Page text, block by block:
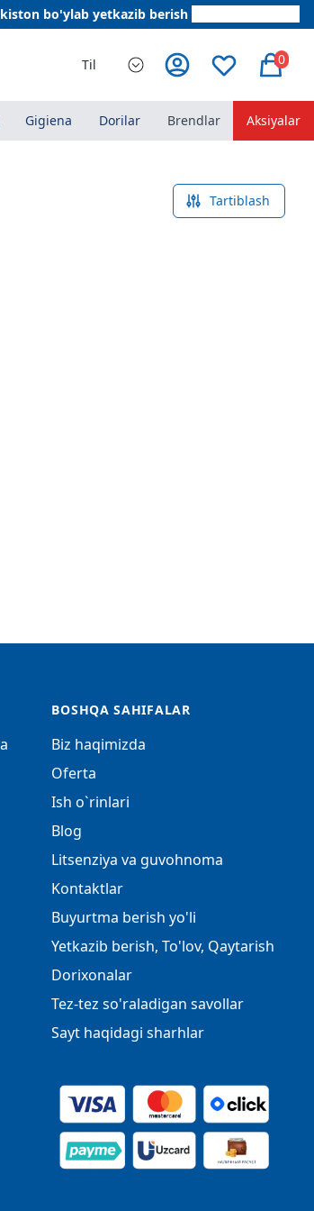
bo'ylab yetkazib berish
Til 0
Gigiena Dorilar Brendlar Aksiyalar
Tartiblash
BOSHQA SAHIFALAR
Biz haqimizda
Oferta
Ish o`rinlari
Blog
Litsenziya va guvohnoma
Kontaktlar
Buyurtma berish yo'li
Yetkazib berish, To'lov, Qaytarish
Dorixonalar
Tez-tez so'raladigan savollar
Sayt haqidagi sharhlar